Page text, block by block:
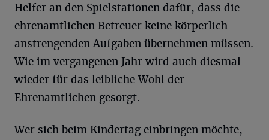
Helfer an den Spielstationen dafür, dass die
ehrenamtlichen Betreuer keine körperlich
anstrengenden Aufgaben übernehmen müssen.
Wie im vergangenen Jahr wird auch diesmal
wieder für das leibliche Wohl der
Ehrenamtlichen gesorgt.
Wer sich beim Kindertag einbringen möchte,